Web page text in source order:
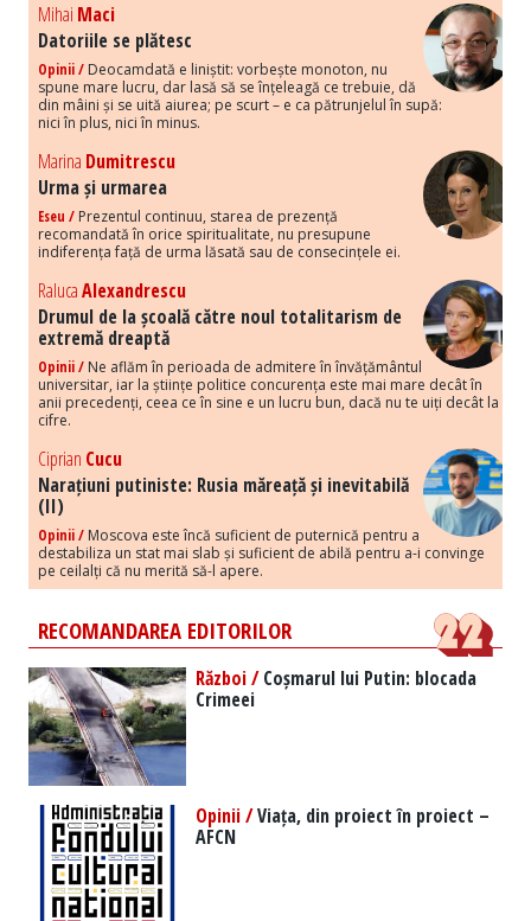
Mihai Maci
Datoriile se plătesc
Opinii / Deocamdată e liniștit: vorbește monoton, nu
spune mare lucru, dar lasă să se înțeleagă ce trebuie, dă
din mâini și se uită aiurea; pe scurt – e ca pătrunjelul în supă:
nici în plus, nici în minus.
Marina Dumitrescu
Urma și urmarea
Eseu / Prezentul continuu, starea de prezență
recomandată în orice spiritualitate, nu presupune
indiferența față de urma lăsată sau de consecințele ei.
RalucaAlexandrescu
Drumul de la școală către noul totalitarism de
extremă dreaptă
Opinii / Ne aflăm în perioada de admitere în învățământul
universitar, iar la științe politice concurența este mai mare decât în
anii precedenți, ceea ce în sine e un lucru bun, dacă nu te uiți decât la
cifre.
Ciprian Cucu
Narațiuni putiniste: Rusia măreață și inevitabilă
(II)
Opinii / Moscova este încă suficient de puternică pentru a
destabiliza un stat mai slab și suficient de abilă pentru a-i convinge
pe ceilalți că nu merită să-l apere.
RECOMANDAREA EDITORILOR
Război /Coșmarul lui Putin: blocada
Crimeei
Opinii /Viața, din proiect în proiect –
AFCN